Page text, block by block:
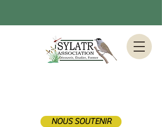
NOUS SOUTENIR